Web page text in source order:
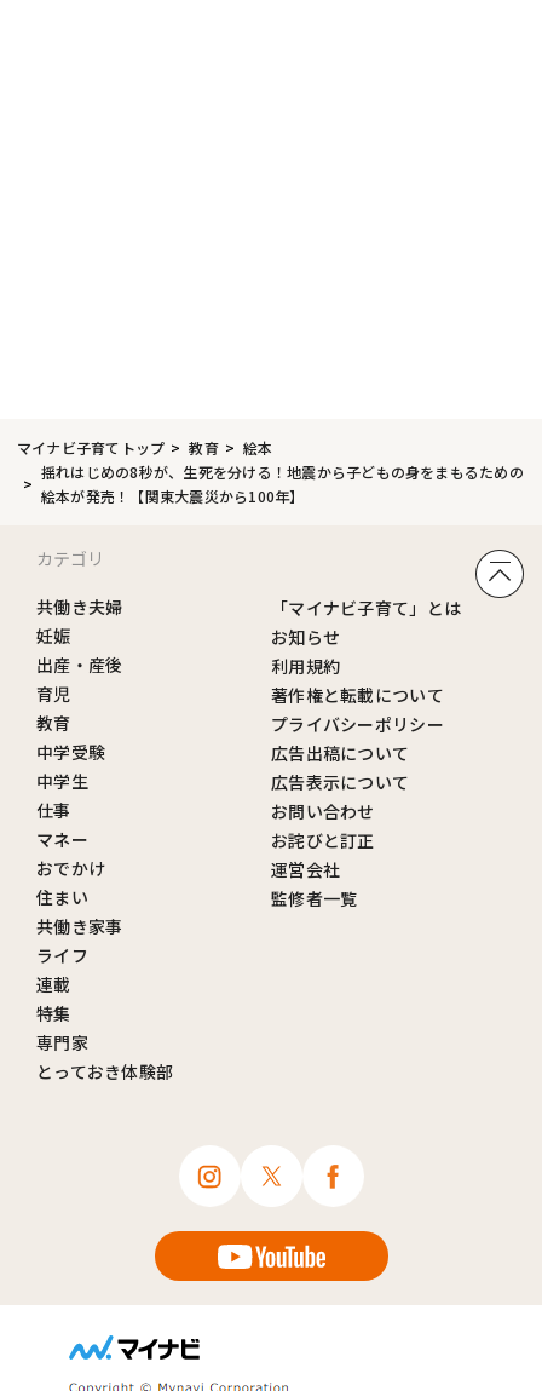
マイナビ子育てトップ 教育
絵本
揺れはじめの8秒が、生死を分ける！地震から子どもの身をまもるための
絵本が発売！【関東大震災から100年】
カテゴリ
共働き夫婦
妊娠
出産・産後
育児
教育
中学受験
中学生
仕事
マネー
おでかけ
住まい
共働き家事
ライフ
連載
特集
専門家
とっておき体験部
「マイナビ子育て」とは
お知らせ
利用規約
著作権と転載について
プライバシーポリシー
広告出稿について
広告表示について
お問い合わせ
お詫びと訂正
運営会社
監修者一覧